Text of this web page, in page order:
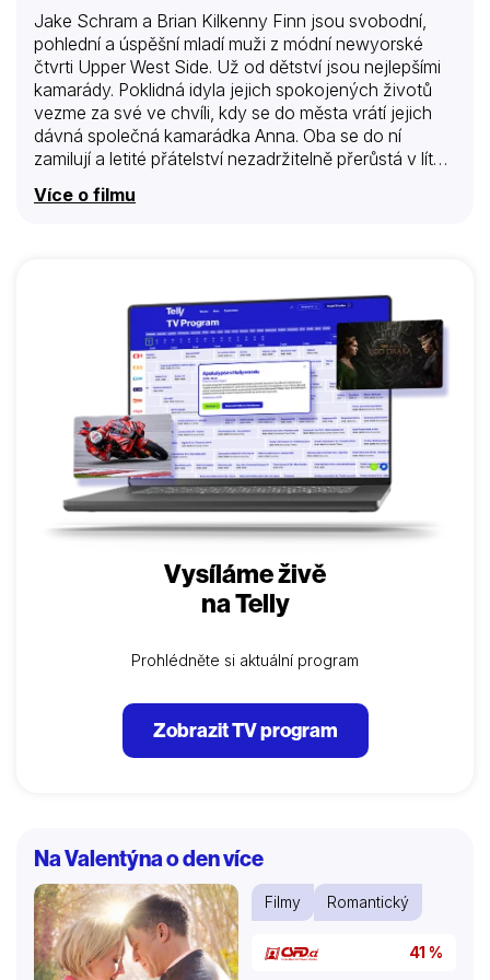
Jake Schram a Brian Kilkenny Finn jsou svobodní,
pohlední a úspěšní mladí muži z módní newyorské
čtvrti Upper West Side. Už od dětství jsou nejlepšími
kamarády. Poklidná idyla jejich spokojených životů
vezme za své ve chvíli, kdy se do města vrátí jejich
dávná společná kamarádka Anna. Oba se do ní
zamilují a letité přátelství nezadržitelně přerůstá v lítý
situaci milostného trojúhelníku navíc komplikuje fakt,
Více o filmu
Vysíláme živě
na Telly
Prohlédněte si aktuální program
Zobrazit TV program
Na Valentýna o den více
Filmy Romantický
41 %